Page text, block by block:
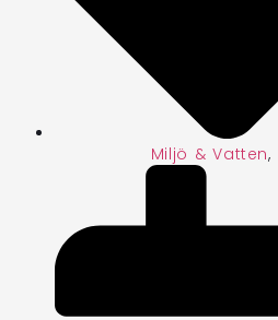
Miljö & Vatten,